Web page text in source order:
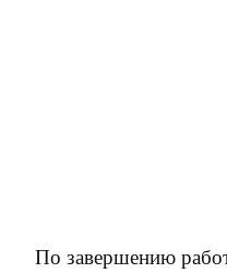
По завершению